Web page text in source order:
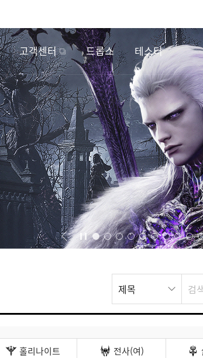
고객센터 드롭스 테스터
스
트
색
제목
홀리나이트 전사(여)